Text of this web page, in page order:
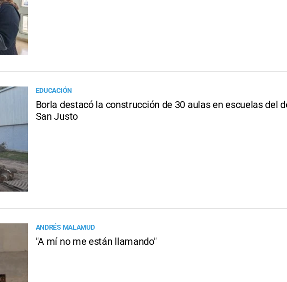
EDUCACIÓN
Borla destacó la construcción de 30 aulas en escuelas del
San Justo
ANDRÉS MALAMUD
"A mí no me están llamando"